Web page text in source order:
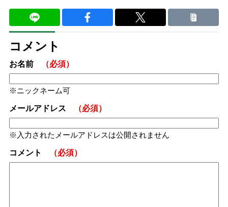
コメント
お名前 （必須）
ニックネーム可
メールアドレス （必須）
入力されたメールアドレスは公開されません
コメント （必須）